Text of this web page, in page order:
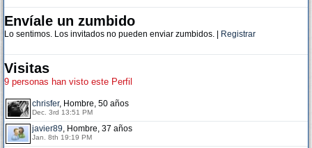
Envíale un zumbido
Lo sentimos. Los invitados no pueden enviar zumbidos. | Registrar
Visitas
9 personas han visto este Perfil
chrisfer, Hombre, 50 años
Dec. 3rd 13:51 PM
javier89, Hombre, 37 años
Jan. 8th 19:19 PM